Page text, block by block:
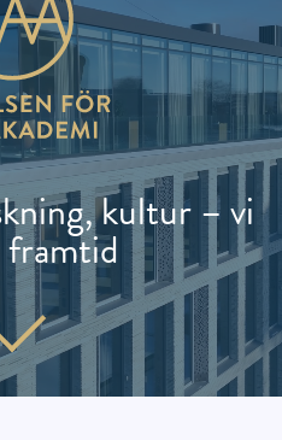
kultur – vi
framtid